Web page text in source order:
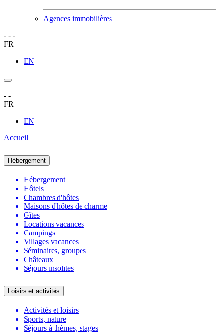
Agences immobilières
- - -
FR
EN
- -
FR
EN
Accueil
Hébergement
Hébergement
Hôtels
Chambres d'hôtes
Maisons d'hôtes de charme
Gîtes
Locations vacances
Campings
Villages vacances
Séminaires, groupes
Châteaux
Séjours insolites
Loisirs et activités
Activités et loisirs
Sports, nature
Séjours à thèmes, stages